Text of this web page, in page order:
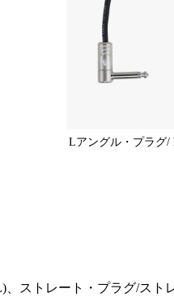
Lアングル・プラグ
、ストレート・プラグ/ス